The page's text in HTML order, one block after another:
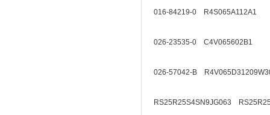
016-84219-0 R4S065A112A1
026-23535-0 C4V065602B1
026-57042-B
RS25R25S4SN9JG063